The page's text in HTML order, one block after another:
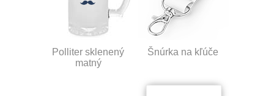
Polliter sklenený
matný
Šnúrka na kľúče